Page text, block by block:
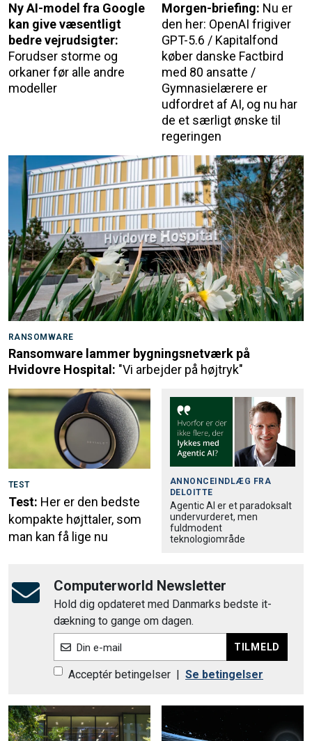
Ny AI-model fra Google
kan give væsentligt
bedre vejrudsigter:
Forudser storme og
orkaner før alle andre
modeller
Morgen-briefing: Nu er
den her: OpenAI frigiver
GPT-5.6 / Kapitalfond
køber danske Factbird
med 80 ansatte /
Gymnasielærere er
udfordret af AI, og nu har
de et særligt ønske til
regeringen
RANSOMWARE
Ransomware lammer bygningsnetværk på
Hvidovre Hospital: "Vi arbejder på højtryk"
TEST
Test: Her er den bedste
kompakte højttaler, som
man kan få lige nu
ANNONCEINDLÆG FRA
DELOITTE
Agentic AI er et paradoksalt
undervurderet, men
fuldmodent
teknologiområde
Computerworld Newsletter
Hold dig opdateret med Danmarks bedste it-
dækning to gange om dagen.
Din e-mail TILMELD
Acceptér betingelser Se betingelser